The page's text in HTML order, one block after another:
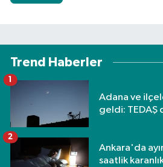
Trend Haberler
Adana ve
geldi: TEDAŞ
1
Ankara'da
saatlik
2